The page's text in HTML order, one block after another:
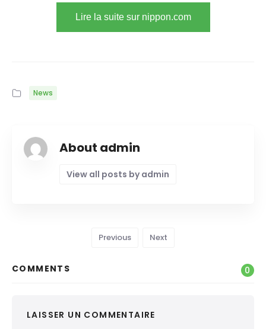
Lire la suite sur nippon.com
News
About admin
View all posts by admin
Previous Next
COMMENTS 0
LAISSER UN COMMENTAIRE